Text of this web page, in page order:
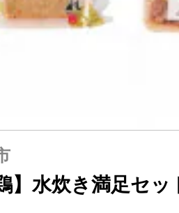
】水炊き満足セッ